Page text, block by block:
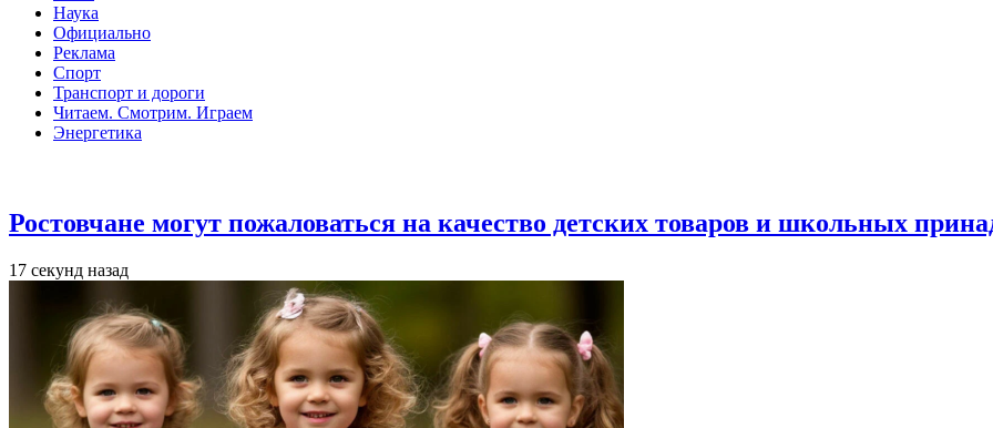
Наука
Официально
Реклама
Спорт
Транспорт и дороги
Читаем. Смотрим. Играем
Энергетика
Ростовчане могут пожаловаться на качество детских товаров и школьных
17 секунд назад